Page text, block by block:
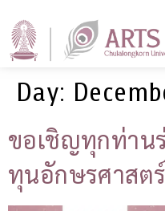
Day:
ขอเชิญทุกท่าน
ทุนอักษรศาสต